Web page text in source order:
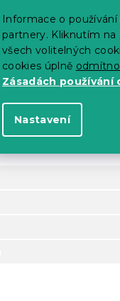
Informace o
partnery. Kliknutím na
všech volitelných
cookies úplně
Zásadách používání
Nastavení